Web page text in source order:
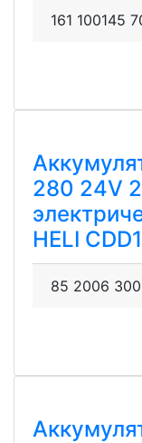
161 100145
280 24V
HELI
85 2006 300